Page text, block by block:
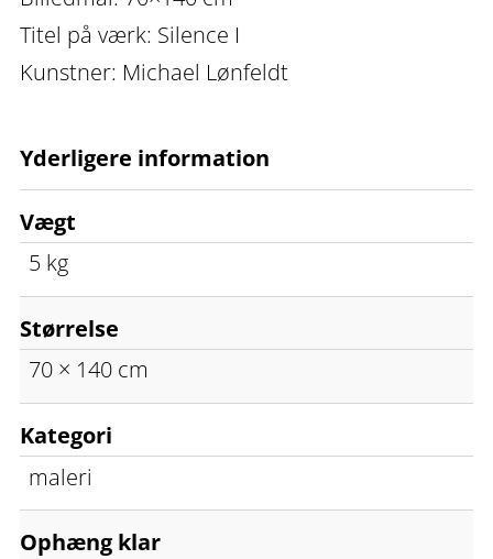
Titel på værk: Silence I
Kunstner: Michael Lønfeldt
Yderligere information
Vægt
5 kg
Størrelse
70 × 140 cm
Kategori
maleri
Ophæng klar